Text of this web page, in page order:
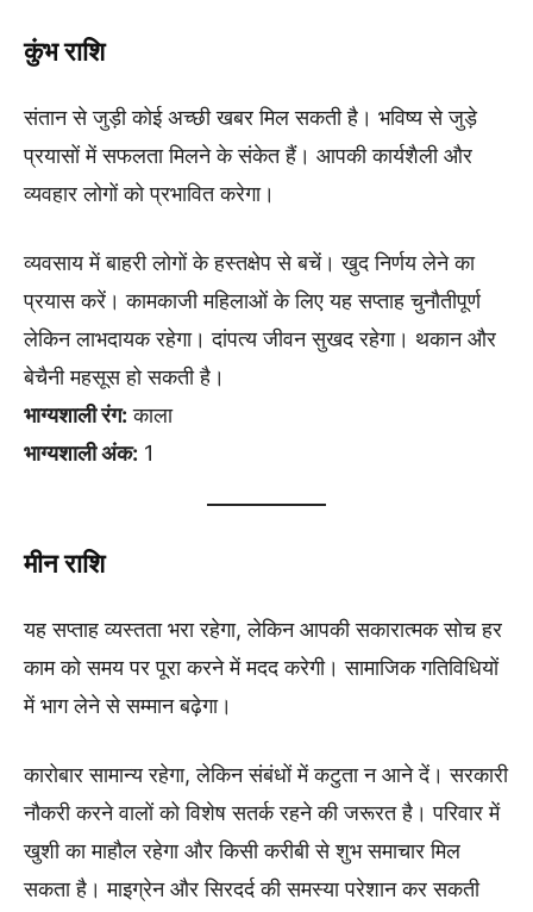
कुंभ राशि
संतान से जुड़ी कोई अच्छी खबर मिल सकती है। भविष्य से जुड़े
प्रयासों में सफलता मिलने के संकेत हैं। आपकी कार्यशैली और
व्यवहार लोगों को प्रभावित करेगा।
व्यवसाय में बाहरी लोगों के हस्तक्षेप से बचें। खुद निर्णय लेने का
प्रयास करें। कामकाजी महिलाओं के लिए यह सप्ताह चुनौतीपूर्ण
लेकिन लाभदायक रहेगा। दांपत्य जीवन सुखद रहेगा। थकान और
बेचैनी महसूस हो सकती है।
भाग्यशाली रंग: काला
भाग्यशाली अंक: 1
मीन राशि
यह सप्ताह व्यस्तता भरा रहेगा, लेकिन आपकी सकारात्मक सोच हर
काम को समय पर पूरा करने में मदद करेगी। सामाजिक गतिविधियों
में भाग लेने से सम्मान बढ़ेगा।
कारोबार सामान्य रहेगा, लेकिन संबंधों में कटुता न आने दें। सरकारी
नौकरी करने वालों को विशेष सतर्क रहने की जरूरत है। परिवार में
खुशी का माहौल रहेगा और किसी करीबी से शुभ समाचार मिल
सकता है। माइग्रेन और सिरदर्द की समस्या परेशान कर सकती